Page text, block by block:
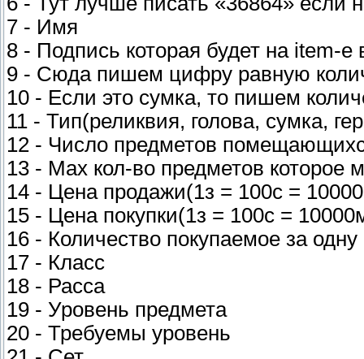
7 - Имя
8 - Подпись которая будет на item-
9 - Сюда пишем цифру равную
10 - Если это сумка, то пишем
11 - Тип(реликвия, голова, сумка,
12 - Число предметов
13 - Max кол-во предметов которое
14 - Цена продажи(1з = 100с =
15 - Цена покупки(1з = 100с =
16 - Количество покупаемое за
17 - Класс
18 - Расса
19 - Уровень предмета
20 - Требуемы уровень